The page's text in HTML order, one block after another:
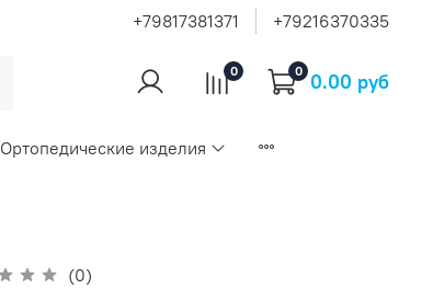
+79817381371 +79216370335
0 0 0.00 руб
Ортопедические изделия
(0)